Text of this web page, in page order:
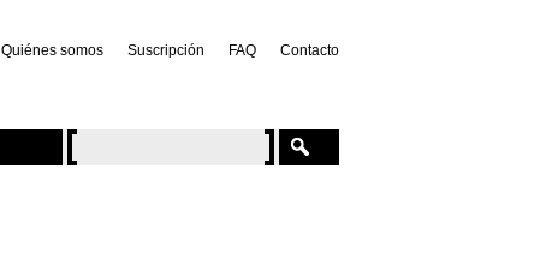
Quiénes somos Suscripción FAQ Contacto